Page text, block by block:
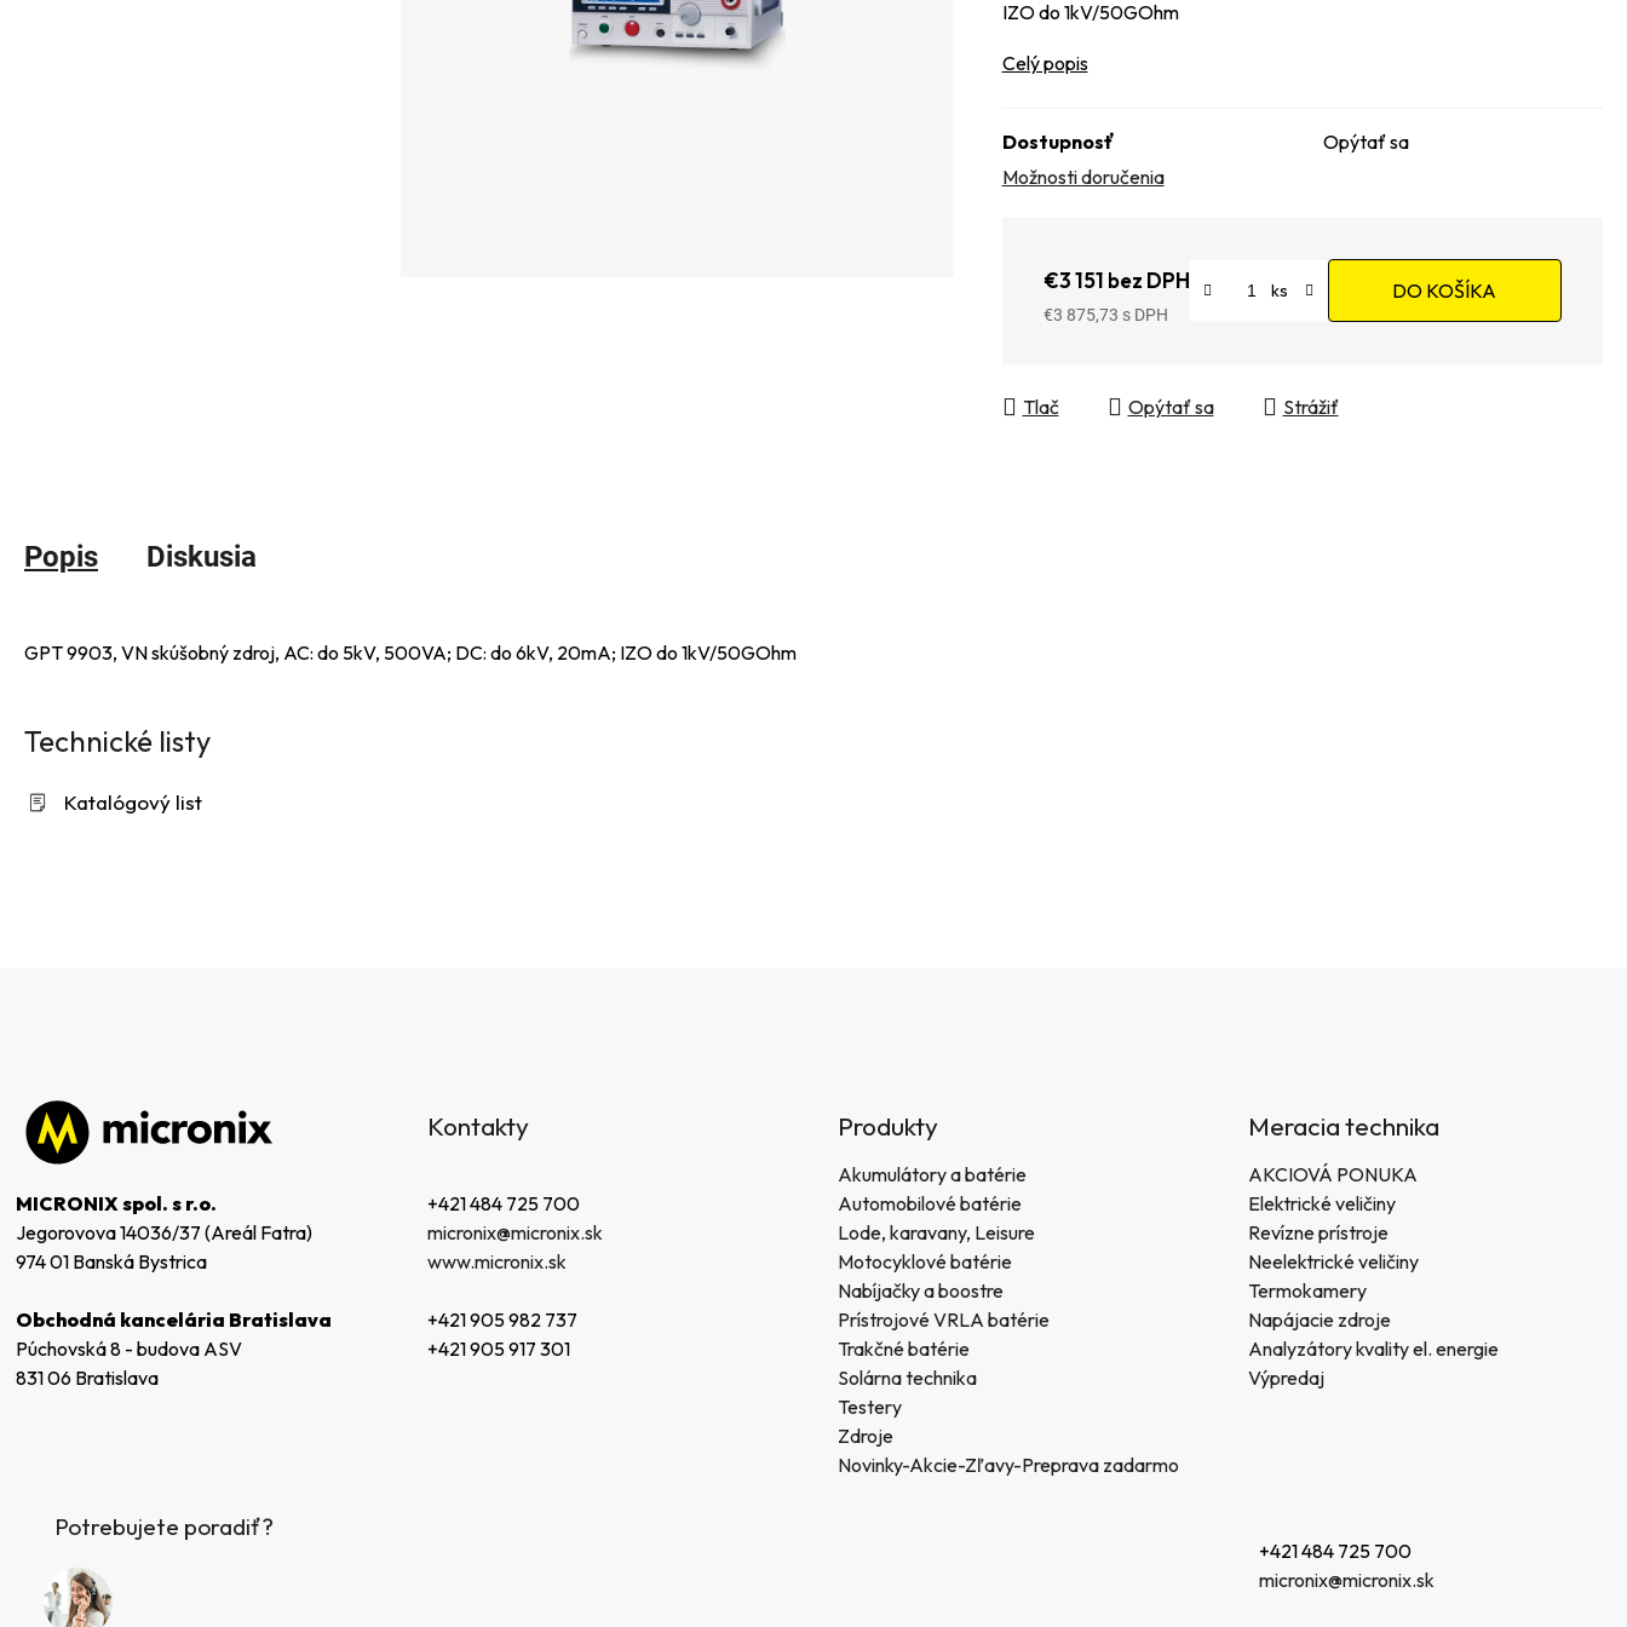
IZO do 1kV/50GOhm
Celý popis
Dostupnosť
Opýtať sa
Možnosti doručenia
€3 151 bez DPH
€3 875,73
DO KOŠÍKA
Tlač Opýtať sa Strážiť
Popis Diskusia
GPT 9903, VN skúšobný zdroj, AC: do 5kV, 500VA; DC: do 6kV, 20mA; IZO do 1kV/50GOhm
Technické listy
Katalógový list
MICRONIX spol. s r.o.
Jegorovova 14036/37 (Areál Fatra)
974 01 Banská Bystrica
Obchodná kancelária Bratislava
Púchovská 8 - budova ASV
831 06 Bratislava
Kontakty
+421 484 725 700
micronix@micronix.sk
www.micronix.sk
+421 905 982 737
+421 905 917 301
Produkty
Akumulátory a batérie
Automobilové batérie
Lode, karavany, Leisure
Motocyklové batérie
Nabíjačky a boostre
Prístrojové VRLA batérie
Trakčné batérie
Solárna technika
Testery
Zdroje
Novinky-Akcie-Zľavy-Preprava zadarmo
Meracia technika
AKCIOVÁ PONUKA
Elektrické veličiny
Revízne prístroje
Neelektrické veličiny
Termokamery
Napájacie zdroje
Analyzátory kvality el. energie
Výpredaj
Potrebujete poradiť?
+421 484 725 700
micronix@micronix.sk